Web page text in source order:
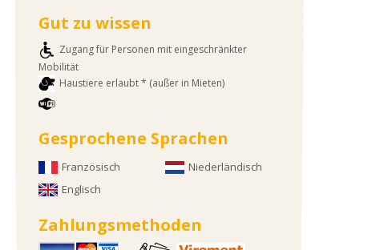
Gut zu wissen
Zugang für Personen mit eingeschränkter
Mobilität
Haustiere erlaubt * (außer in Mieten)
Gesprochene Sprachen
Französisch
Englisch
Niederländisch
Zahlungsmethoden